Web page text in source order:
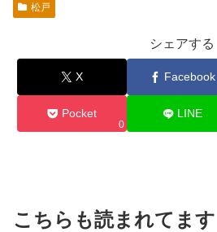
松戸
シェアする
X Facebook
Pocket
0
LINE
こちらも読まれてます